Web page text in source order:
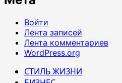
Войти
Лента записей
Лента комментариев
WordPress.org
СТИЛЬ ЖИЗНИ